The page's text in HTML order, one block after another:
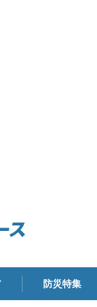
防災特集